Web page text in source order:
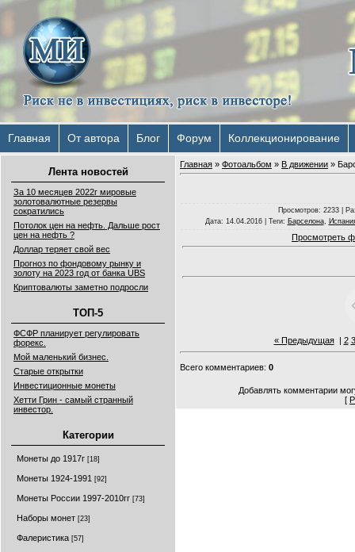
Главная От автора Блог Форум Коллекционирование
Лента новостей
За 10 месяцев 2022г мировые
золотовалютные резервы
сократились
Потолок цен на нефть. Дальше рост
цен на нефть ?
Доллар теряет свой вес
Прогноз по фондовому рынку и
золоту на 2023 год от банка UBS
Криптовалюты заметно подросли
ТОП-5
ФСФР планирует регулировать
форекс.
Мой маленький бизнес.
Старые открытки
Инвестиционные монеты
Хетти Грин - самый странный
инвестор.
Категории
Монеты до 1917г [18]
Монеты 1924-1991 [92]
Монеты России 1997-2010гг [73]
Наборы монет [23]
Фалеристика [57]
Главная » Фотоальбом » В движении »
Просмотров: 2233 |
Дата: 14.04.2016 | Теги: Барселона,
Просмотреть
« Предыдущая| 2 3
Всего комментариев: 0
Добавлять комментарии
[